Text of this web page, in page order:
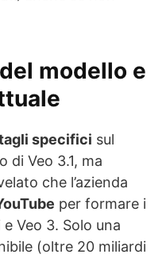
modello e
specifici sul
di Veo 3.1, ma
che l’azienda
per formare i
Veo 3. Solo una
(oltre 20 miliardi